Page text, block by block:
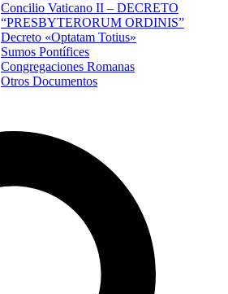
Concilio Vaticano II – DECRETO
“PRESBYTERORUM ORDINIS”
Decreto «Optatam Totius»
Sumos Pontífices
Congregaciones Romanas
Otros Documentos